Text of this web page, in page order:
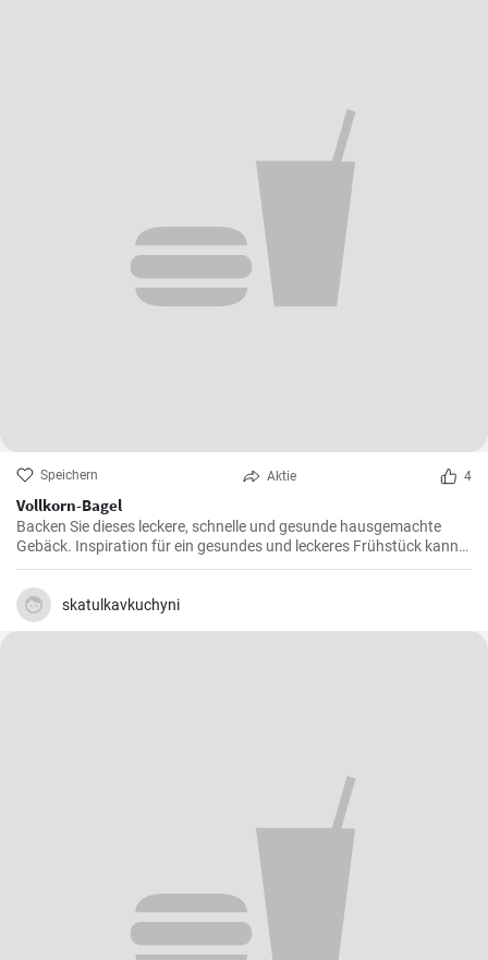
Speichern Aktie 4
Vollkorn-Bagel
Backen Sie dieses leckere, schnelle und gesunde hausgemachte
Gebäck. Inspiration für ein gesundes und leckeres Frühstück kann
man nie genug haben.
skatulkavkuchyni